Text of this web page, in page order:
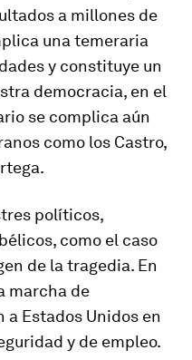
a millones de
una temeraria
y constituye un
democracia, en el
se complica aún
como los Castro,
políticos,
como el caso
de la tragedia. En
marcha de
Estados Unidos en
y de empleo.